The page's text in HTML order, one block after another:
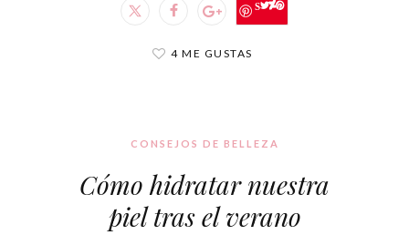
Save
4 ME GUSTAS
CONSEJOS DE BELLEZA
Cómo hidratar nuestra
piel tras el verano